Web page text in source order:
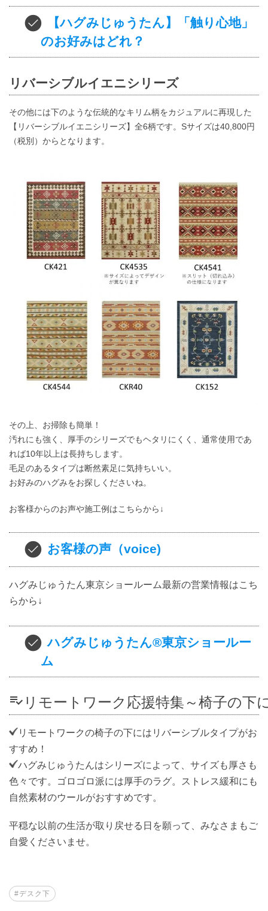
【ハグみじゅうたん】「触り心地」
のお好みはどれ？
リバーシブルイエニシリーズ
その他には下のような伝統的なキリム柄をカジュアルに再現した
【リバーシブルイエニシリーズ】全6柄です。Sサイズは40,800円
（税別）からとなります。
その上、お掃除も簡単！
汚れにも強く、厚手のシリーズでもヘタリにくく、通常使用であ
れば10年以上は長持ちします。
毛足のあるタイプは断然素足に気持ちいい。
お好みのハグみをお探しくださいね。
お客様からのお声や施工例はこちらから↓
お客様の声（voice)
ハグみじゅうたん東京ショールーム最新の営業情報はこち
らから↓
ハグみじゅうたん®東京ショールー
ム
playlist_add_checkリモートワーク応援特集～椅子
リモートワークの椅子の下にはリバーシブルタイプがお
すすめ！
ハグみじゅうたんはシリーズによって、サイズも厚さも
色々です。ゴロゴロ派には厚手のラグ。ストレス緩和にも
自然素材のウールがおすすめです。
平穏な以前の生活が取り戻せる日を願って、みなさまもご
自愛くださいませ。
#デスク下